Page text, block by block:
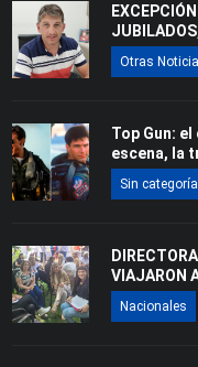
Otras
Top Gun:
escena, la
Sin categoría
VIAJARON
Nacionales